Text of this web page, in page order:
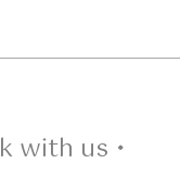
with us •